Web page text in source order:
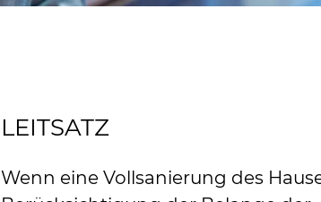
LEITSATZ
Wenn eine Vollsanierung des